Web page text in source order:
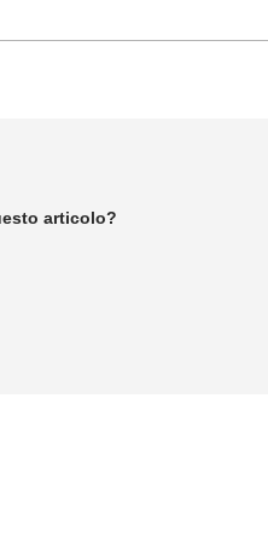
articolo?